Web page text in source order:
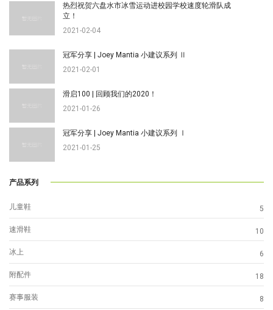
热烈祝贺六盘水市冰雪运动进校园学校速度轮滑队成
立！
2021-02-04
冠军分享 | Joey Mantia 小建议系列 Ⅱ
2021-02-01
滑启100 | 回顾我们的2020！
2021-01-26
冠军分享 | Joey Mantia 小建议系列 Ⅰ
2021-01-25
产品系列
儿童鞋 5
速滑鞋 10
冰上 6
附配件 18
赛事服装 8